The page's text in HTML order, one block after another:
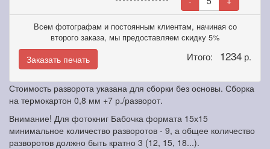
Всем фотографам и постоянным клиентам, начиная со
второго заказа, мы предоставляем скидку 5%
Заказать печать Итого: 1234 р.
Стоимость разворота указана для сборки без основы. Сборка
на термокартон 0,8 мм +7 р./разворот.
Внимание! Для фотокниг Бабочка формата 15х15
минимальное количество разворотов - 9, а общее количество
разворотов должно быть кратно 3 (12, 15, 18...).